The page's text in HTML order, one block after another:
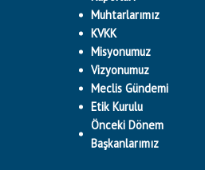
Muhtarlarımız
KVKK
Misyonumuz
Vizyonumuz
Meclis Gündemi
Etik Kurulu
Önceki Dönem
Başkanlarımız